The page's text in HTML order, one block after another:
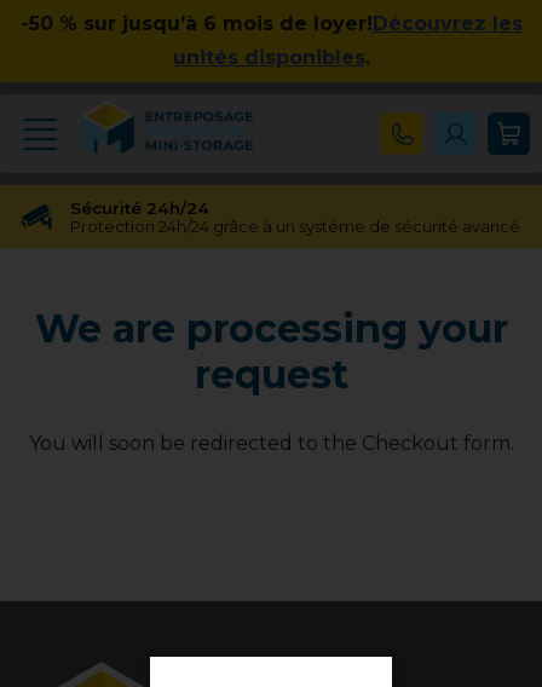
-50 % sur jusqu’à 6 mois de loyer!Découvrez les
unités disponibles.
Sécurité 24h/24
Protection 24h/24 grâce à un système de sécurité avancé
Transfert gratuit d'unité
Vous avez besoin d'une taille différente ? Pas de souci !
Pas d'engagement à long terme
We are processing your
request
You will soon be redirected to the Checkout form.